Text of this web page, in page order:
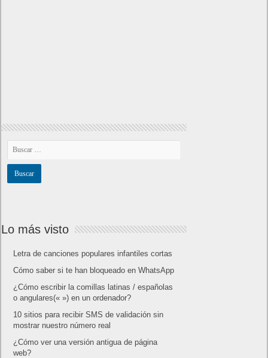
Lo más visto
Letra de canciones populares infantiles cortas
Cómo saber si te han bloqueado en WhatsApp
¿Cómo escribir la comillas latinas / españolas
o angulares(« ») en un ordenador?
10 sitios para recibir SMS de validación sin
mostrar nuestro número real
¿Cómo ver una versión antigua de página
web?